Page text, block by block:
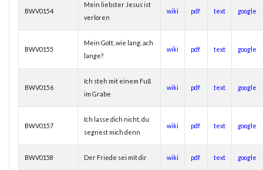
BWV0154
Mein liebster Jesus ist
verloren
wiki pdf text google
BWV0155
Mein Gott, wie lang, ach
lange?
wiki pdf text google
BWV0156
Ich steh mit einem Fuß
im Grabe
wiki pdf text google
BWV0157
Ich lasse dich nicht, du
segnest mich denn
wiki pdf text google
BWV0158 Der Friede sei mit dir wiki pdf text google